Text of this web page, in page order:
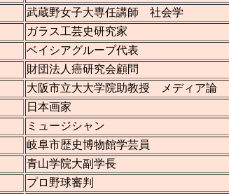
武蔵野女子大専任講師 社会学
ガラス工芸史研究家
ベイシアグループ代表
財団法人癌研究会顧問
大阪市立大大学院助教授 メディア論
日本画家
ミュージシャン
岐阜市歴史博物館学芸員
青山学院大副学長
プロ野球審判